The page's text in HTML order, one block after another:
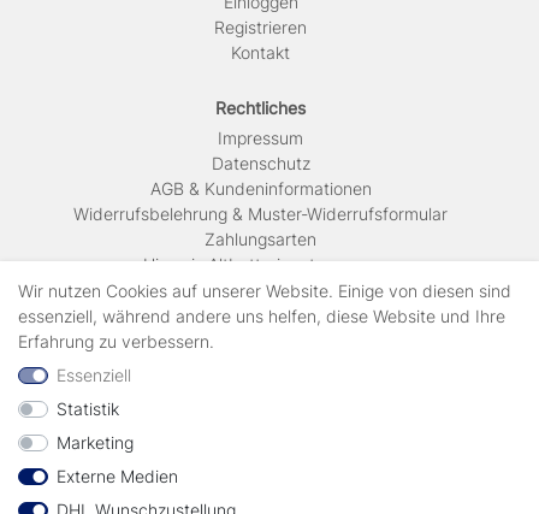
Registrieren
Kontakt
Rechtliches
Impressum
Daten­schutz
AGB & Kundeninformationen
Widerrufsbelehrung & Muster-Widerrufsformular
Zahlungsarten
Hinweis Altbatterieentsorgung
Versandkosten & Lieferinformationen
Zahlungsarten
geprüft durch
Wir nutzen Cookies auf unserer Website. Einige von diesen sind
essenziell, während andere uns helfen, diese Website und Ihre
Erfahrung zu verbessern.
Essenziell
Statistik
Marketing
Externe Medien
DHL Wunschzustellung